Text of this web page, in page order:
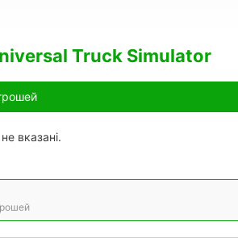
Truck Simulator
вказані.